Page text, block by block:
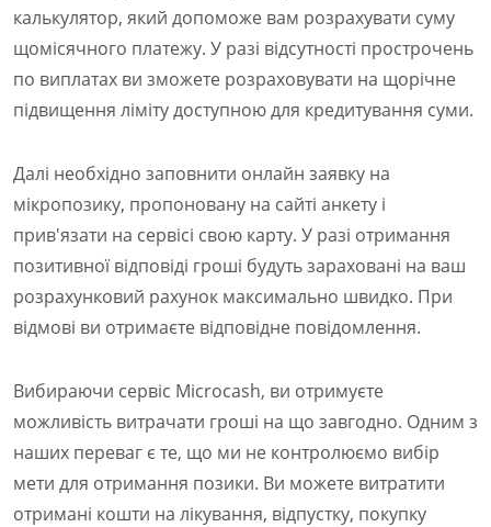
калькулятор, який допоможе вам розрахувати суму
щомісячного платежу. У разі відсутності прострочень
по виплатах ви зможете розраховувати на щорічне
підвищення ліміту доступною для кредитування суми.
Далі необхідно заповнити онлайн заявку на
мікропозику, пропоновану на сайті анкету і
прив'язати на сервісі свою карту. У разі отримання
позитивної відповіді гроші будуть зараховані на ваш
розрахунковий рахунок максимально швидко. При
відмові ви отримаєте відповідне повідомлення.
Вибираючи сервіс Microcash, ви отримуєте
можливість витрачати гроші на що завгодно. Одним з
наших переваг є те, що ми не контролюємо вибір
мети для отримання позики. Ви можете витратити
отримані кошти на лікування, відпустку, покупку